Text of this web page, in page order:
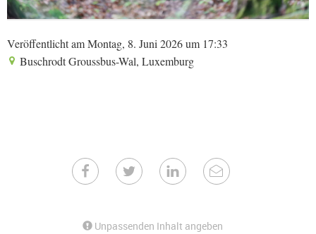
Veröffentlicht am Montag, 8. Juni 2026 um 17:33
Buschrodt Groussbus-Wal, Luxemburg
Unpassenden Inhalt angeben